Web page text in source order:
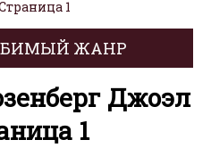
1
ЖАНР
Джоэл
1